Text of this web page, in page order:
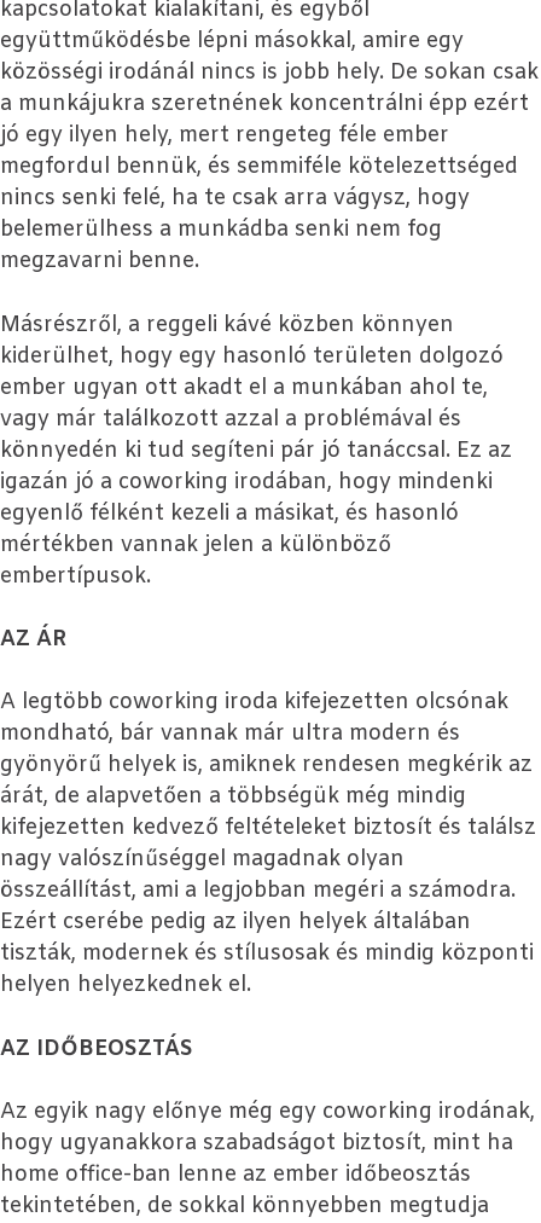
kapcsolatokat kialakítani, és egyből
együttműködésbe lépni másokkal, amire egy
közösségi irodánál nincs is jobb hely. De sokan csak
a munkájukra szeretnének koncentrálni épp ezért
jó egy ilyen hely, mert rengeteg féle ember
megfordul bennük, és semmiféle kötelezettséged
nincs senki felé, ha te csak arra vágysz, hogy
belemerülhess a munkádba senki nem fog
megzavarni benne.
Másrészről, a reggeli kávé közben könnyen
kiderülhet, hogy egy hasonló területen dolgozó
ember ugyan ott akadt el a munkában ahol te,
vagy már találkozott azzal a problémával és
könnyedén ki tud segíteni pár jó tanáccsal. Ez az
igazán jó a coworking irodában, hogy mindenki
egyenlő félként kezeli a másikat, és hasonló
mértékben vannak jelen a különböző
embertípusok.
AZ ÁR
A legtöbb coworking iroda kifejezetten olcsónak
mondható, bár vannak már ultra modern és
gyönyörű helyek is, amiknek rendesen megkérik az
árát, de alapvetően a többségük még mindig
kifejezetten kedvező feltételeket biztosít és találsz
nagy valószínűséggel magadnak olyan
összeállítást, ami a legjobban megéri a számodra.
Ezért cserébe pedig az ilyen helyek általában
tiszták, modernek és stílusosak és mindig központi
helyen helyezkednek el.
AZ IDŐBEOSZTÁS
Az egyik nagy előnye még egy coworking irodának,
hogy ugyanakkora szabadságot biztosít, mint ha
home office-ban lenne az ember időbeosztás
tekintetében, de sokkal könnyebben megtudja